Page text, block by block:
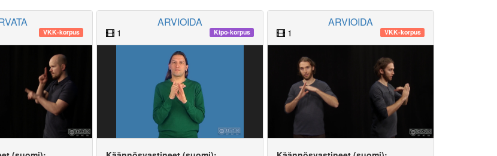
VKK-korpus
ARVIOIDA
1 Kipo-korpus
ARVIOIDA
1 VKK-korpus